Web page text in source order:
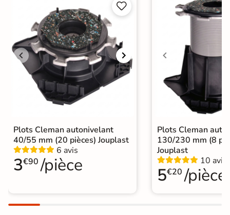
Nombres de
tampons
6
Résistant au Gel Oui
Variation de la
couleur
V2
Conditionnement Boite
Pose
A coller sur chape
A poser sur plot
A poser directement sur sable, gravier
A coller sur ancien carrelage
Normes


Plots Cleman autonivelant
40/55 mm (20 pièces) Jouplast
6 avis
3€90 /pièce
Plots Cleman
130/230 mm (8
Jouplast
10 avis
5€20 /pièce